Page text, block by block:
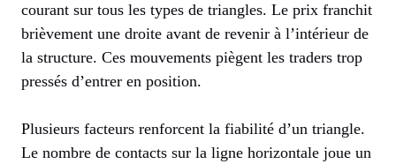
courant sur tous les types de triangles. Le prix franchit
brièvement une droite avant de revenir à l’intérieur de
la structure. Ces mouvements piègent les traders trop
pressés d’entrer en position.
Plusieurs facteurs renforcent la fiabilité d’un triangle.
Le nombre de contacts sur la ligne horizontale joue un